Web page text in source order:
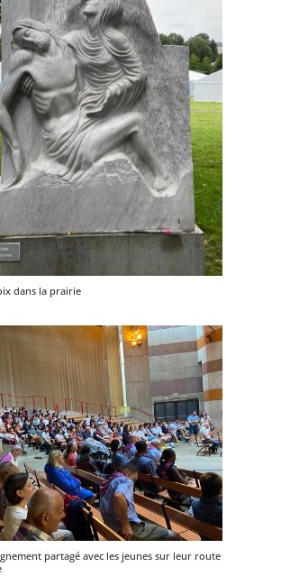
dans la prairie
partagé avec les jeunes sur leur route